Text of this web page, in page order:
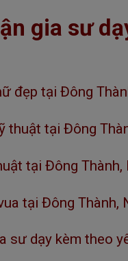
gia sư
đẹp tại Đông
thuật tại Đông
tại Đông Thành,
tại Đông Thành,
sư dạy kèm theo